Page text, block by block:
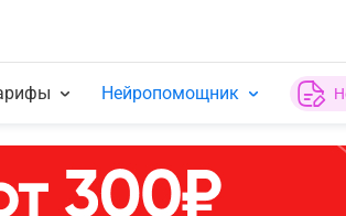
Нейропомощник